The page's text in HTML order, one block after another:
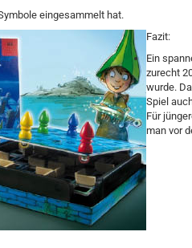
eingesammelt hat.
Fazit:
Ein
zurecht
wurde.
Spiel
Für
man vor